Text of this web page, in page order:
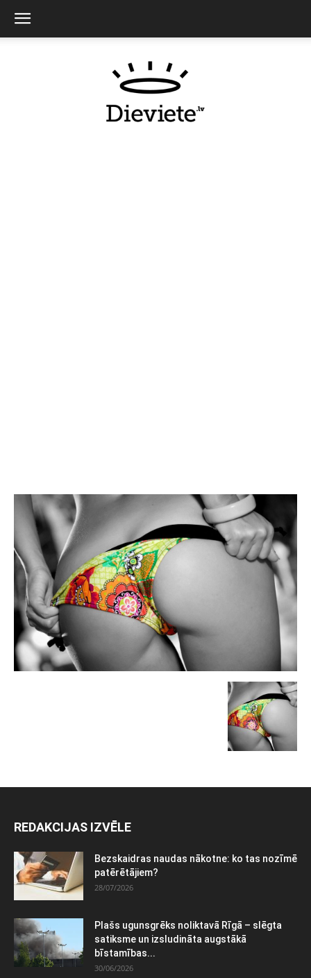
REDAKCIJAS IZVĒLE
Bezskaidras naudas nākotne: ko tas nozīmē
patērētājiem?
28/07/2026
Plašs ugunsgrēks noliktavā Rīgā – slēgta
satiksme un izsludināta augstākā
bīstamības...
30/06/2026